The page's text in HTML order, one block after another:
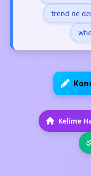
trend ne
Kelime